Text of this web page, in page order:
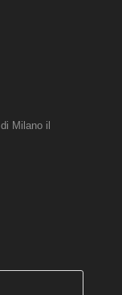
Milano il